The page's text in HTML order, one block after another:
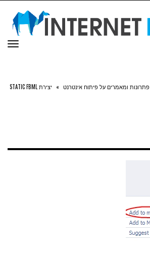
פתרונות ומאמרים על פיתוח אינטרנט » יצירת STATIC FBML